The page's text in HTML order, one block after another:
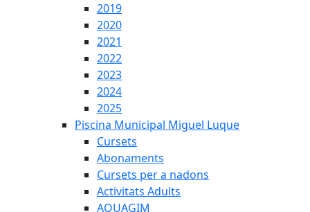
2019
2020
2021
2022
2023
2024
2025
Piscina Municipal Miguel Luque
Cursets
Abonaments
Cursets per a nadons
Activitats Adults
AQUAGIM